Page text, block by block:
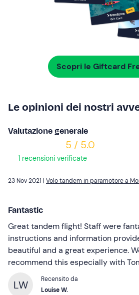
Scopri le Giftcard
Le opinioni dei nostri
Valutazione generale
5 / 5.0
1 recensioni verificate
23 Nov 2021 | Volo tandem in paramotore a
Fantastic
Great tandem flight! Staff were
instructions and information
beautiful and a great experience.
recommend this especially with
LW
Recensito da
Louise W.